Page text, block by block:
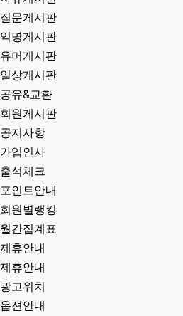
질문게시판
익명게시판
유머게시판
일상게시판
공유&교환
회원게시판
공지사항
가입인사
출석체크
포인트안내
회원별랭킹
월간집계표
제휴안내
제휴안내
광고위치
옵션안내